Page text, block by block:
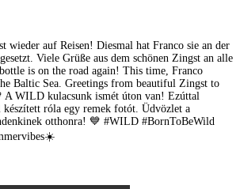
wieder auf Reisen! Diesmal hat Franco sie an der
Viele Grüße aus dem schönen Zingst an alle
is on the road again! This time, Franco
Baltic Sea. Greetings from beautiful Zingst to
A WILD kulacsunk ismét úton van! Ezúttal
készített róla egy remek fotót. Üdvözlet a
otthonra! 💙 #WILD #BornToBeWild